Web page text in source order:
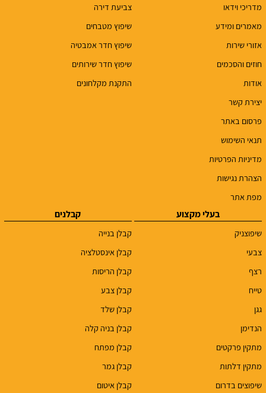
מדריכי וידאו
מאמרים ומידע
אזורי שירות
חוזים והסכמים
אודות
יצירת קשר
פרסום באתר
תנאי השימוש
מדיניות הפרטיות
הצהרת נגישות
מפת אתר
צביעת דירה
שיפוץ מטבחים
שיפוץ חדר אמבטיה
שיפוץ חדר שירותים
התקנת מקלחונים
בעלי מקצוע
שיפוצניק
צבעי
רצף
טייח
גגן
הנדימן
מתקין פרקטים
מתקין דלתות
שיפוצים בדרום
קבלנים
קבלן בנייה
קבלן אינסטלציה
קבלן הריסות
קבלן צבע
קבלן שלד
קבלן בניה קלה
קבלן מפתח
קבלן גמר
קבלן איטום